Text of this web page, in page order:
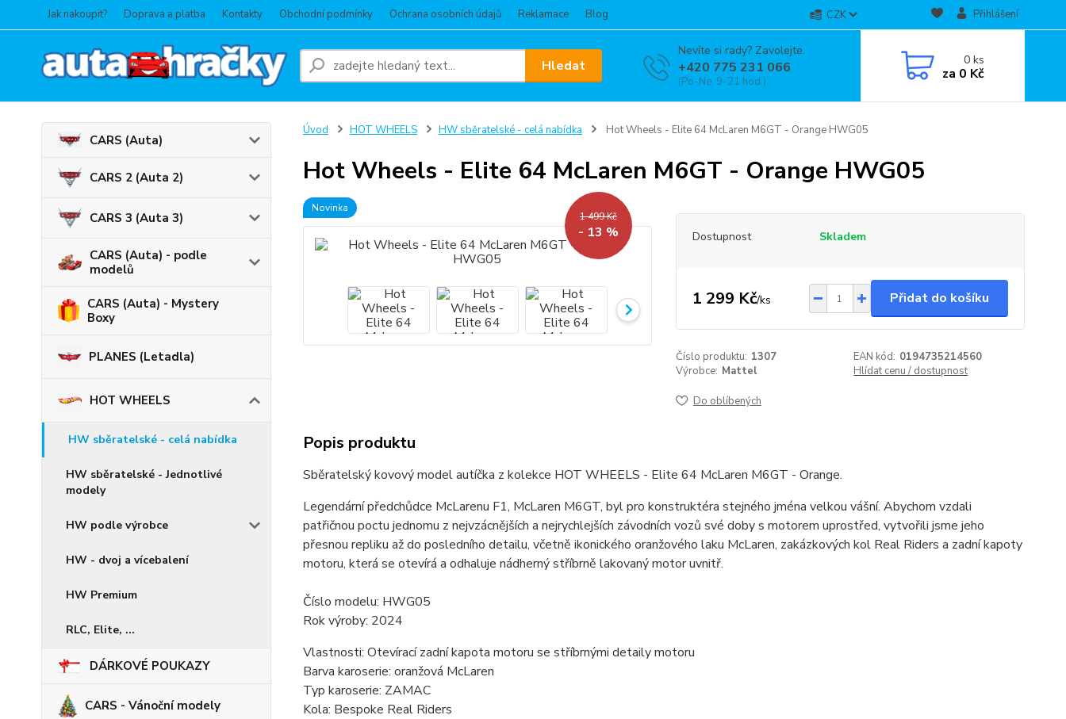
Jak nakoupit? Doprava a platba Kontakty Obchodní podmínky Ochrana osobních údajů Reklamace Blog CZK Přihlášení
Hledat
Nevíte si rady? Zavolejte.
+420 775 231 066
(Po-Ne, 9-21 hod.)
0ks
za 0 Kč
CARS (Auta)
CARS 2 (Auta 2)
CARS 3 (Auta 3)
CARS (Auta) - podle
modelů
CARS (Auta) - Mystery
Boxy
PLANES (Letadla)
HOT WHEELS
HW sběratelské - celá nabídka
HW sběratelské - Jednotlivé
modely
HW podle výrobce
HW - dvoj a vícebalení
HW Premium
RLC, Elite, ...
DÁRKOVÉ POUKAZY
CARS - Vánoční modely
Úvod HOT WHEELS HW sběratelské - celá nabídka Hot Wheels - Elite 64 McLaren M6GT - Orange HWG05
Hot Wheels - Elite 64 McLaren M6GT - Orange HWG05
Novinka
1 499 Kč
- 13 % Dostupnost Skladem
1 299 Kč/ks Přidat do košíku
Číslo produktu: 1307 EAN kód: 0194735214560
Výrobce: Mattel Hlídat cenu / dostupnost
Do oblíbených
Popis produktu
Sběratelský kovový model autíčka z kolekce HOT WHEELS - Elite 64 McLaren M6GT - Orange.
Legendární předchůdce McLarenu F1, McLaren M6GT, byl pro konstruktéra stejného jména velkou vášní. Abychom vzdali
patřičnou poctu jednomu z nejvzácnějších a nejrychlejších závodních vozů své doby s motorem uprostřed, vytvořili jsme jeho
přesnou repliku až do posledního detailu, včetně ikonického oranžového laku McLaren, zakázkových kol Real Riders a zadní kapoty
motoru, která se otevírá a odhaluje nádherný stříbrně lakovaný motor uvnitř.
Číslo modelu: HWG05
Rok výroby: 2024
Vlastnosti: Otevírací zadní kapota motoru se stříbrnými detaily motoru
Barva karoserie: oranžová McLaren
Typ karoserie: ZAMAC
Kola: Bespoke Real Riders